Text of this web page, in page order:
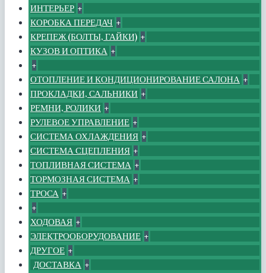
ИНТЕРЬЕР +
КОРОБКА ПЕРЕДАЧ +
КРЕПЕЖ (БОЛТЫ, ГАЙКИ) +
КУЗОВ И ОПТИКА +
+
ОТОПЛЕНИЕ И КОНДИЦИОНИРОВАНИЕ САЛОНА +
ПРОКЛАДКИ, САЛЬНИКИ +
РЕМНИ, РОЛИКИ +
РУЛЕВОЕ УПРАВЛЕНИЕ +
СИСТЕМА ОХЛАЖДЕНИЯ +
СИСТЕМА СЦЕПЛЕНИЯ +
ТОПЛИВНАЯ СИСТЕМА +
ТОРМОЗНАЯ СИСТЕМА +
ТРОСА +
+
ХОДОВАЯ +
ЭЛЕКТРООБОРУДОВАНИЕ +
ДРУГОЕ +
ДОСТАВКА +